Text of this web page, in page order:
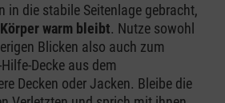
in die stabile Seitenlage gebracht,
Körper warm bleibt. Nutze sowohl
Blicken also auch zum
Decke aus dem
Decken oder Jacken. Bleibe die